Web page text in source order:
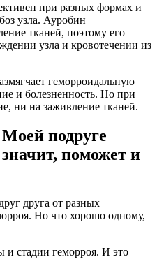
при разных формах и
узла. Ауробин
тканей, поэтому его
узла и кровотечении из
геморроидальную
и болезненность. Но при
ни на заживление тканей.
подруге
поможет и
друга от разных
Но что хорошо одному,
и стадии геморроя. И это